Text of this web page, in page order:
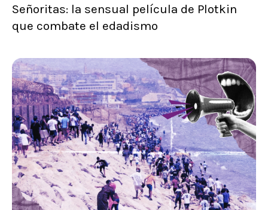
Señoritas: la sensual película de Plotkin
que combate el edadismo